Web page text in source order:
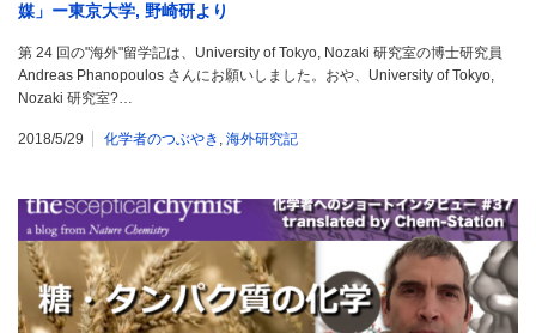
媒」ー東京大学, 野崎研より
第 24 回の"海外"留学記は、University of Tokyo, Nozaki 研究室の博士研究員
Andreas Phanopoulos さんにお願いしました。おや、University of Tokyo,
Nozaki 研究室?…
2018/5/29 化学者のつぶやき , 海外研究記